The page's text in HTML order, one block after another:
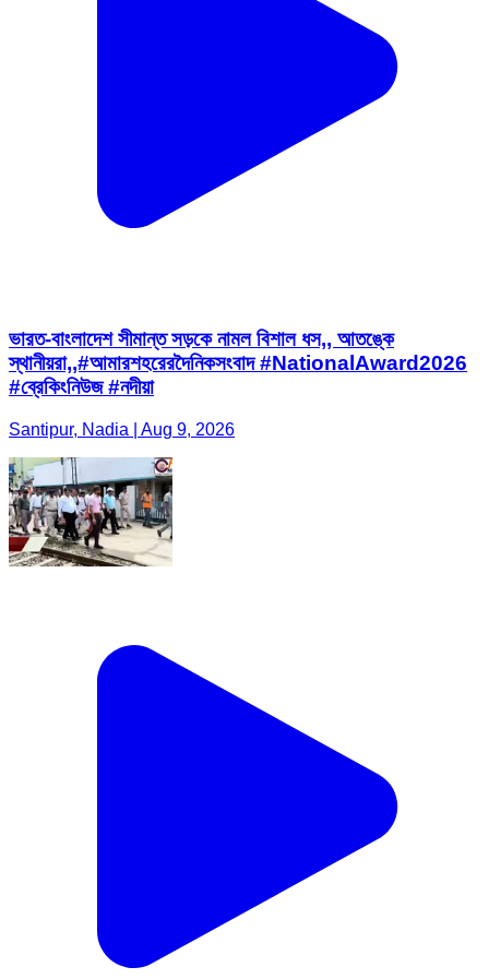
ভারত-বাংলাদেশ সীমান্ত সড়কে নামল বিশাল ধস,, আতঙ্কে
স্থানীয়রা,,#আমারশহরেরদৈনিকসংবাদ #NationalAward2026
#ব্রেকিংনিউজ #নদীয়া
Santipur, Nadia | Aug 9, 2026